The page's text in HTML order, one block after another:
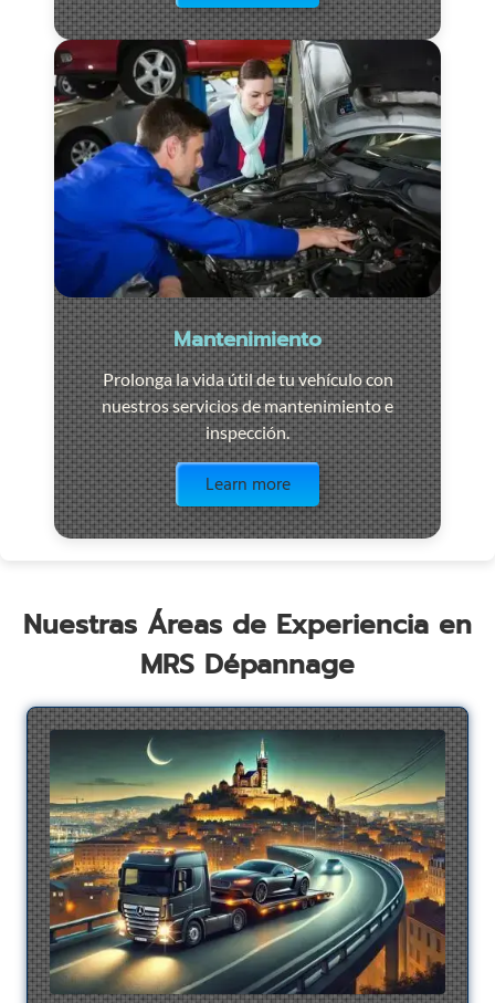
Mantenimiento
Prolonga la vida útil de tu vehículo con
nuestros servicios de mantenimiento e
inspección.
Learn more
Nuestras Áreas de Experiencia en
MRS Dépannage